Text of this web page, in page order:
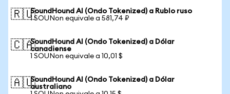
🇷🇺SoundHound AI (Ondo Tokenized) a Rublo ruso
1 SOUNon equivale a 581,74 ₽
🇨🇦SoundHound AI (Ondo Tokenized) a Dólar
canadiense
1 SOUNon equivale a 10,01 $
🇦🇺SoundHound AI (Ondo Tokenized) a Dólar
australiano